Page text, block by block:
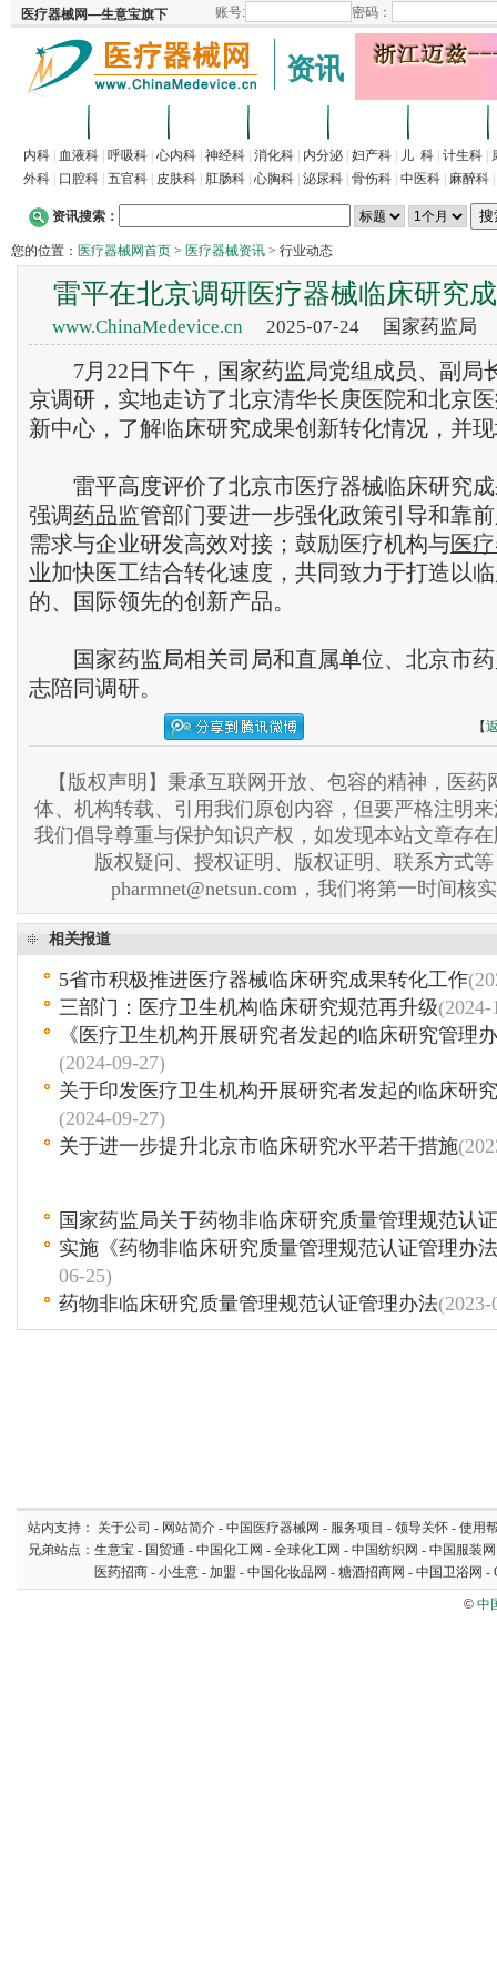
资讯
内科 血液科 呼吸科 心内科 神经科 消化科 内分泌 妇产科 儿 科 计生科
外科
口腔科 五官科 皮肤科 肛肠科 心胸科 泌尿科 骨伤科 中医科 麻醉科
资讯搜索：
您的位置： 医疗器械网首页 > 医疗器械资讯 > 行业动态
雷平在北京调研医疗器械临床研究
www.ChinaMedevice.cn2025-07-24 国家药监局
7月22日下午，国家药监局党组成员、副局
京调研，实地走访了北京清华长庚医院和北京
新中心，了解临床研究成果创新转化情况，并
雷平高度评价了北京市医疗器械临床研究成
强调药品监管部门要进一步强化政策引导和靠
需求与企业研发高效对接；鼓励医疗机构与医
业加快医工结合转化速度，共同致力于打造以
的、国际领先的创新产品。
国家药监局相关司局和直属单位、北京市药
志陪同调研。
【
【版权声明】秉承互联网开放、包容的精神，医药
体、机构转载、引用我们原创内容，但要严格注明
我们倡导尊重与保护知识产权，如发现本站文章存
版权疑问、授权证明、版权证明、联系方式
pharmnet@netsun.com，我们将第一时间核
相关报道
5省市积极推进医疗器械临床研究成果转化工作
三部门：医疗卫生机构临床研究规范再升级(2024-
《医疗卫生机构开展研究者发起的临床研究管理
(2024-09-27)
关于印发医疗卫生机构开展研究者发起的临床研
(2024-09-27)
关于进一步提升北京市临床研究水平若干措施
国家药监局关于药物非临床研究质量管理规范认
实施《药物非临床研究质量管理规范认证管理办
06-25)
药物非临床研究质量管理规范认证管理办法(2023-
站内支持： 关于公司 - 网站简介 - 中国医疗器械网 - 服务项目 - 领导关怀 - 使用
兄弟站点： 生意宝 - 国贸通 - 中国化工网 - 全球化工网 - 中国纺织网 - 中国服装网
医药招商 - 小生意 - 加盟 - 中国化妆品网 - 糖酒招商网 - 中国卫浴网 -
© 中